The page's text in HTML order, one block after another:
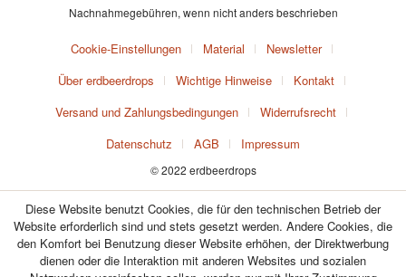
Nachnahmegebühren, wenn nicht anders beschrieben
Cookie-Einstellungen Material
Newsletter
Über erdbeerdrops
Wichtige Hinweise
Kontakt
Versand und Zahlungsbedingungen
Widerrufsrecht
Datenschutz
AGB Impressum
© 2022 erdbeerdrops
Diese Website benutzt Cookies, die für den technischen Betrieb der
Website erforderlich sind und stets gesetzt werden. Andere Cookies, die
den Komfort bei Benutzung dieser Website erhöhen, der Direktwerbung
dienen oder die Interaktion mit anderen Websites und sozialen